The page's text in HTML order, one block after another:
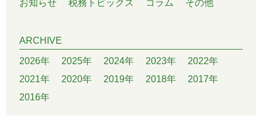
お知らせ 税務トピックス コラム その他
ARCHIVE
2026年 2025年 2024年 2023年
2022年
2021年
2020年 2019年 2018年
2017年
2016年